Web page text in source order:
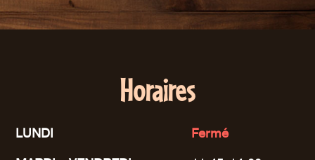
Horaires
LUNDI
Fermé